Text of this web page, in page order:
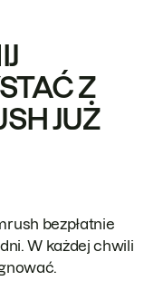
Z
JUŻ
bezpłatnie
W każdej chwili